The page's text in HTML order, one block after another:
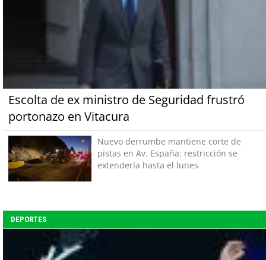
Escolta de ex ministro de Seguridad frustró
portonazo en Vitacura
Nuevo derrumbe mantiene corte de
pistas en Av. España: restricción se
extendería hasta el lunes
DEPORTES